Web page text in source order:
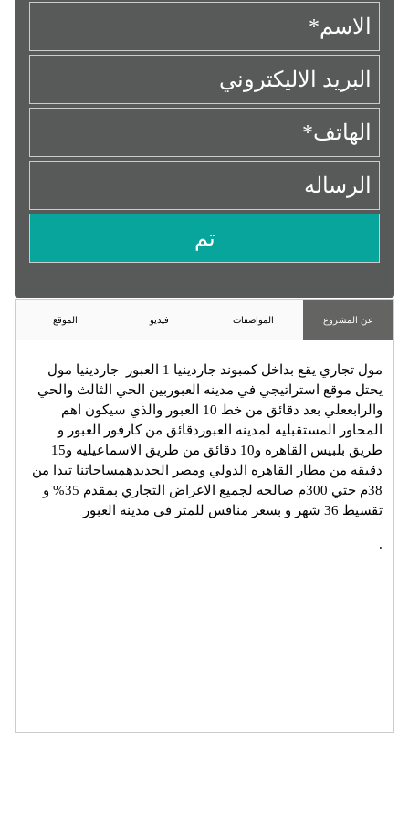
عن المشروع المواصفات فيديو الموقع
مول تجاري يقع بداخل كمبوند جاردينيا 1 العبور جاردينيا مول
يحتل موقع استراتيجي في مدينه العبوربين الحي الثالث والحي
والرابععلي بعد دقائق من خط 10 العبور والذي سيكون اهم
المحاور المستقبليه لمدينه العبوردقائق من كارفور العبور و
طريق بلبيس القاهره و10 دقائق من طريق الاسماعيليه و15
دقيقه من مطار القاهره الدولي ومصر الجديدهمساحاتنا تبدا من
38م حتي 300م صالحه لجميع الاغراض التجاري بمقدم 35% و
تقسيط 36 شهر و بسعر منافس للمتر في مدينه العبور
.